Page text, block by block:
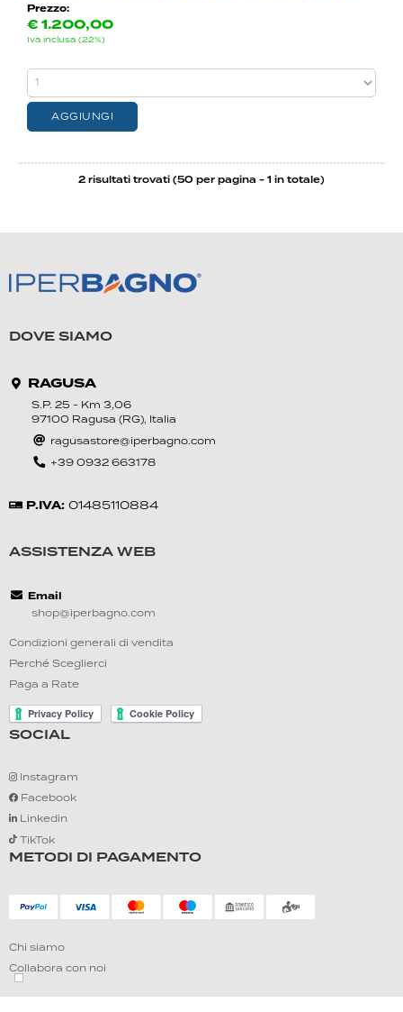
Prezzo:
€1.200,00
Iva inclusa (22%)
2 risultati trovati (50 per pagina - 1 in totale)
DOVE SIAMO
RAGUSA
S.P. 25 - Km 3,06
97100 Ragusa (RG), Italia
ragusastore@iperbagno.com
+39 0‍932 6631‍78
P.IVA: 01‍485110884
ASSISTENZA WEB
Email
shop@iperbagno.com
Condizioni generali di vendita
Perché Sceglierci
Paga a Rate
SOCIAL
Instagram
Facebook
Linkedin
TikTok
METODI DI PAGAMENTO
Chi siamo
Collabora con noi